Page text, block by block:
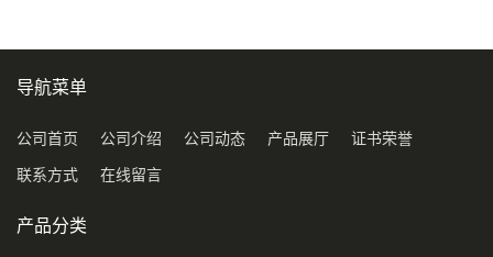
导航菜单
公司首页 公司介绍 公司动态 产品展厅 证书荣誉
联系方式 在线留言
产品分类